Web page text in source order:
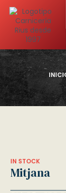
IN STOCK
Mitjana